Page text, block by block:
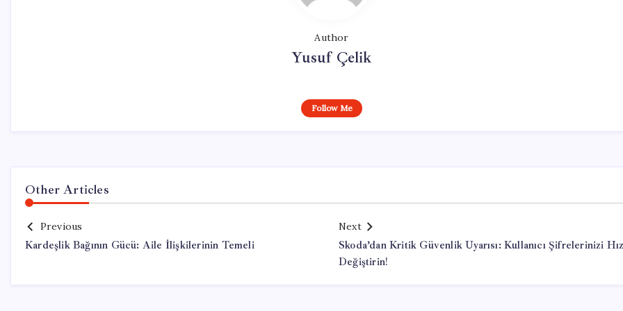
Author
Yusuf Çelik
Follow Me
Other Articles
Previous
Kardeşlik Bağının Gücü: Aile İlişkilerinin Temeli
Next
Skoda’dan Kritik Güvenlik Uyarısı: Kullanıcı Şifrelerinizi
Değiştirin!